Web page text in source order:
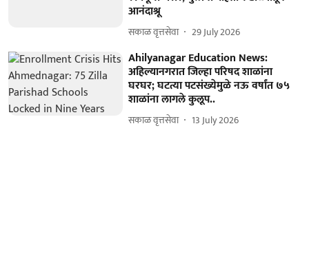
आनंदाश्रू
सकाळ वृत्तसेवा 29 July 2026
Ahilyanagar Education News:
अहिल्यानगरात जिल्हा परिषद शाळांना
घरघर; घटत्या पटसंख्येमुळे नऊ वर्षांत ७५
शाळांना लागले कुलूप..
सकाळ वृत्तसेवा 13 July 2026